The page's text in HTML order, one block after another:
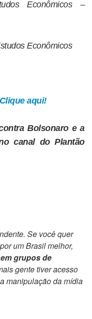
Econômicos –
Econômicos
aqui!
Bolsonaro e a
canal do Plantão
Se você quer
um Brasil melhor,
grupos de
gente tiver acesso
manipulação da mídia